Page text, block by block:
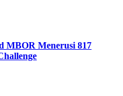
MBOR Menerusi 817